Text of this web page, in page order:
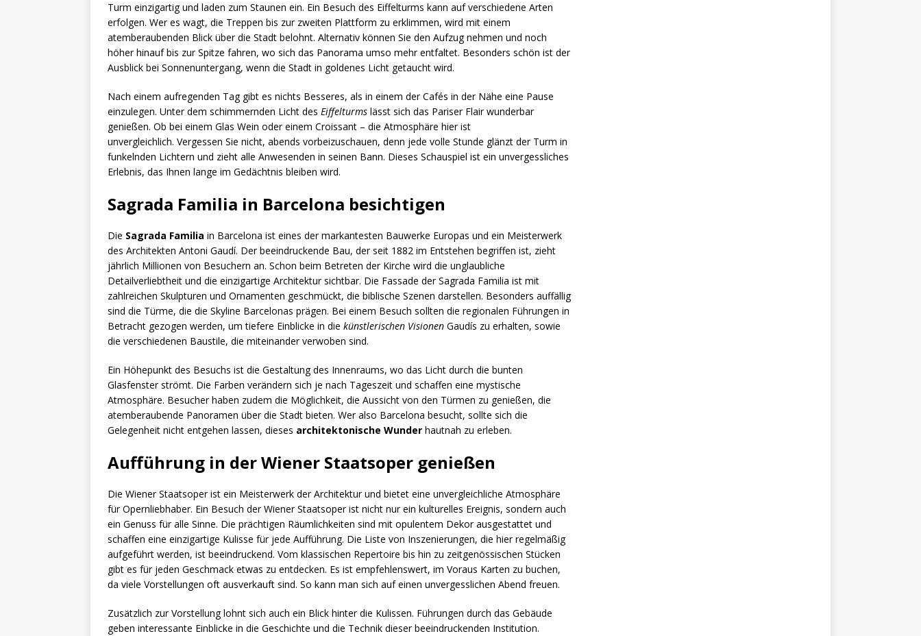
Turm einzigartig und laden zum Staunen ein. Ein Besuch des Eiffelturms kann auf verschiedene Arten
erfolgen. Wer es wagt, die Treppen bis zur zweiten Plattform zu erklimmen, wird mit einem
atemberaubenden Blick über die Stadt belohnt. Alternativ können Sie den Aufzug nehmen und noch
höher hinauf bis zur Spitze fahren, wo sich das Panorama umso mehr entfaltet. Besonders schön ist der
Ausblick bei Sonnenuntergang, wenn die Stadt in goldenes Licht getaucht wird.
Nach einem aufregenden Tag gibt es nichts Besseres, als in einem der Cafés in der Nähe eine Pause
einzulegen. Unter dem schimmernden Licht des Eiffelturms lässt sich das Pariser Flair wunderbar
genießen. Ob bei einem Glas Wein oder einem Croissant – die Atmosphäre hier ist
unvergleichlich. Vergessen Sie nicht, abends vorbeizuschauen, denn jede volle Stunde glänzt der Turm in
funkelnden Lichtern und zieht alle Anwesenden in seinen Bann. Dieses Schauspiel ist ein unvergessliches
Erlebnis, das Ihnen lange im Gedächtnis bleiben wird.
Sagrada Familia in Barcelona besichtigen
Die Sagrada Familia in Barcelona ist eines der markantesten Bauwerke Europas und ein Meisterwerk
des Architekten Antoni Gaudí. Der beeindruckende Bau, der seit 1882 im Entstehen begriffen ist, zieht
jährlich Millionen von Besuchern an. Schon beim Betreten der Kirche wird die unglaubliche
Detailverliebtheit und die einzigartige Architektur sichtbar. Die Fassade der Sagrada Familia ist mit
zahlreichen Skulpturen und Ornamenten geschmückt, die biblische Szenen darstellen. Besonders auffällig
sind die Türme, die die Skyline Barcelonas prägen. Bei einem Besuch sollten die regionalen Führungen in
Betracht gezogen werden, um tiefere Einblicke in die künstlerischen Visionen Gaudís zu erhalten, sowie
die verschiedenen Baustile, die miteinander verwoben sind.
Ein Höhepunkt des Besuchs ist die Gestaltung des Innenraums, wo das Licht durch die bunten
Glasfenster strömt. Die Farben verändern sich je nach Tageszeit und schaffen eine mystische
Atmosphäre. Besucher haben zudem die Möglichkeit, die Aussicht von den Türmen zu genießen, die
atemberaubende Panoramen über die Stadt bieten. Wer also Barcelona besucht, sollte sich die
Gelegenheit nicht entgehen lassen, dieses architektonische Wunder hautnah zu erleben.
Aufführung in der Wiener Staatsoper genießen
Die Wiener Staatsoper ist ein Meisterwerk der Architektur und bietet eine unvergleichliche Atmosphäre
für Opernliebhaber. Ein Besuch der Wiener Staatsoper ist nicht nur ein kulturelles Ereignis, sondern auch
ein Genuss für alle Sinne. Die prächtigen Räumlichkeiten sind mit opulentem Dekor ausgestattet und
schaffen eine einzigartige Kulisse für jede Aufführung. Die Liste von Inszenierungen, die hier regelmäßig
aufgeführt werden, ist beeindruckend. Vom klassischen Repertoire bis hin zu zeitgenössischen Stücken
gibt es für jeden Geschmack etwas zu entdecken. Es ist empfehlenswert, im Voraus Karten zu buchen,
da viele Vorstellungen oft ausverkauft sind. So kann man sich auf einen unvergesslichen Abend freuen.
Zusätzlich zur Vorstellung lohnt sich auch ein Blick hinter die Kulissen. Führungen durch das Gebäude
geben interessante Einblicke in die Geschichte und die Technik dieser beeindruckenden Institution.